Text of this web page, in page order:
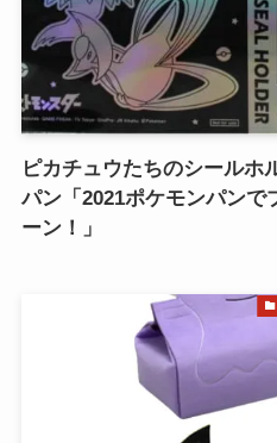
ピカチュウたちのシールホ
パン「2021ポケモンパンで
ーン！」